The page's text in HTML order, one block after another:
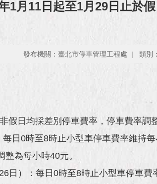
1月11日起至1月29日止於
發布機關：臺北市停車管理工程處 類別
日均採差別停車費率，停車費率調
日0時至8時止小型車停車費率維持
為每小時40元。
日）：每日0時至8時止小型車停車費